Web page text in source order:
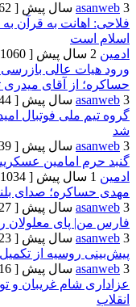
[ 1062 بازدید ]
به قرآن‌ به دلیل
[ 1060 بازدید ]
عالی بازرسی وزارت
آقای میدری تشکر
[ 1044 بازدید ]
فوتبال امید ایران
[ 1039 بازدید ]
امامین عسکریین(ع)
[ 1034 بازدید ]
صدای بلند
[ 1027 بازدید ]
معلولان را با گرانی
[ 1023 بازدید ]
از تکمیل راه‌آهن رشت-
[ 1016 بازدید ]
غریبان و توسل به